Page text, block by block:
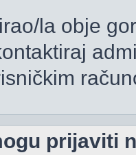
la obje
prijaviti